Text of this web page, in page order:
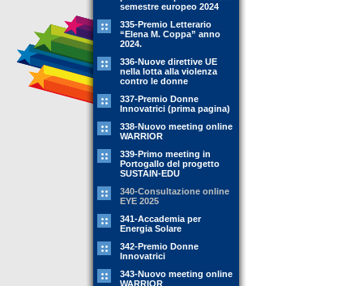
semestre europeo 2024
335-Premio Letterario
“Elena M. Coppa” anno
2024.
336-Nuove direttive UE
nella lotta alla violenza
contro le donne
337-Premio Donne
Innovatrici (prima pagina)
338-Nuovo meeting online
WARRIOR
339-Primo meeting in
Portogallo del progetto
SUSTAIN-EDU
340-Consultazione online
EYE 2025
341-Accademia per
Energia Solare
342-Premio Donne
Innovatrici
343-Nuovo meeting online
WARRIOR